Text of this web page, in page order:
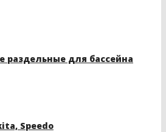
раздельные для бассейна
Speedo